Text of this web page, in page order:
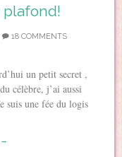
plafond!
18 COMMENTS
un petit secret ,
célèbre, j’ai aussi
suis une fée du logis
→